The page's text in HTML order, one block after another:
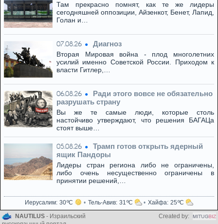
Там прекрасно помнят, как те же лидеры
сегодняшней оппозиции, Айзенкот, Бенет, Лапид,
Голан и…
07.08.26 Диагноз
Вторая Мировая война - плод многолетних
усилий именно Советской России. Приходом к
власти Гитлер,…
06.08.26
Ради этого вовсе не обязательно
разрушать страну
Вы же те самые люди, которые столь
настойчиво утверждают, что решения БАГАЦа
стоят выше…
05.08.26
Трамп готов открыть ядерный
ящик Пандоры
Лидеры стран региона либо не ограничены,
либо очень несущественно ограничены в
принятии решений,…
Иерусалим 30 Тель-Авив 31 Хайфа 25
NAUTILUS - Израильский
Created by: